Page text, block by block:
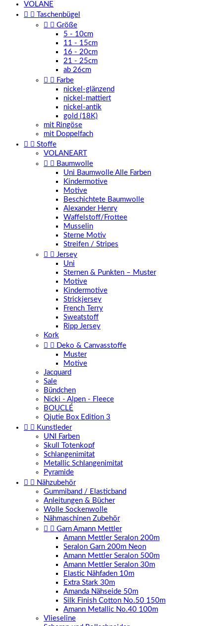
VOLANE
 
Taschenbügel
  Größe
5 - 10cm
11 - 15cm
16 - 20cm
21 - 25cm
ab 26cm
  Farbe
nickel-glänzend
nickel-mattiert
nickel-antik
gold (18K)
mit Ringöse
mit Doppelfach
  Stoffe
VOLANEART
  Baumwolle
Uni Baumwolle Alle Farben
Kindermotive
Motive
Beschichtete Baumwolle
Alexander Henry
Waffelstoff/Frottee
Musselin
Sterne Motiv
Streifen / Stripes
  Jersey
Uni
Sternen & Punkten – Muster
Motive
Kindermotive
Strickjersey
French Terry
Sweatstoff
Ripp Jersey
Kork
  Deko & Canvasstoffe
Muster
Motive
Jacquard
Sale
Bündchen
Nicki - Alpen - Fleece
BOUCLÉ
Qjutie Box Edition 3
  Kunstleder
UNI Farben
Skull Totenkopf
Schlangenimitat
Metallic Schlangenimitat
Pyramide
  Nähzubehör
Gummiband / Elasticband
Anleitungen & Bücher
Wolle Sockenwolle
Nähmaschinen Zubehör
  Garn Amann Mettler
Amann Mettler Seralon 200m
Seralon Garn 200m Neon
Amann Mettler Seralon 500m
Amann Mettler Seralon 30m
Elastic Nähfaden 10m
Extra Stark 30m
Amanda Nähseide 50m
Silk Finish Cotton No.50 150m
Amann Metallic No.40 100m
Vlieseline